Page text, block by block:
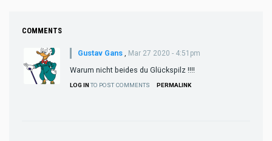
COMMENTS
Gustav Gans Mar 27 2020 - 4:51pm
Warum nicht beides du Glückspilz !!!!
LOG IN TO POST COMMENTS PERMALINK